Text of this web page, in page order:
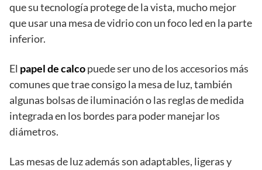
que su tecnología protege de la vista, mucho mejor
que usar una mesa de vidrio con un foco led en la parte
inferior.
El papel de calcopuede ser uno de los accesorios más
comunes que trae consigo la mesa de luz, también
algunas bolsas de iluminación o las reglas de medida
integrada en los bordes para poder manejar los
diámetros.
Las mesas de luz además son adaptables, ligeras y